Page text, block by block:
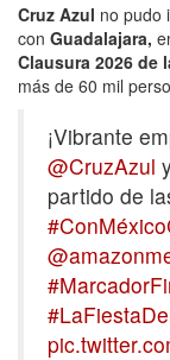
Cruz Azul no pudo
con Guadalajara,
Clausura 2026 de
más de 60 mil
¡Vibrante
@CruzAzul
partido de